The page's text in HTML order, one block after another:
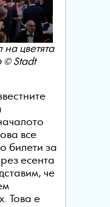
цветята
© Stadt
все
билети за
есента
че
Това е